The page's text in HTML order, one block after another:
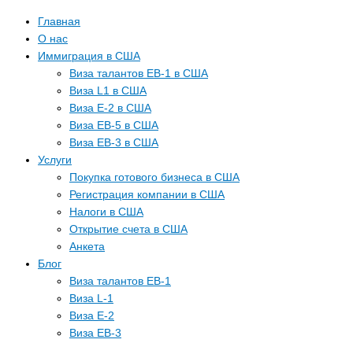
Главная
О нас
Иммиграция в США
Виза талантов EB-1 в США
Виза L1 в США
Виза E-2 в США
Виза EB-5 в США
Виза EB-3 в США
Услуги
Покупка готового бизнеса в США
Регистрация компании в США
Налоги в США
Открытие счета в США
Анкета
Блог
Виза талантов EB-1
Виза L-1
Виза E-2
Виза EB-3